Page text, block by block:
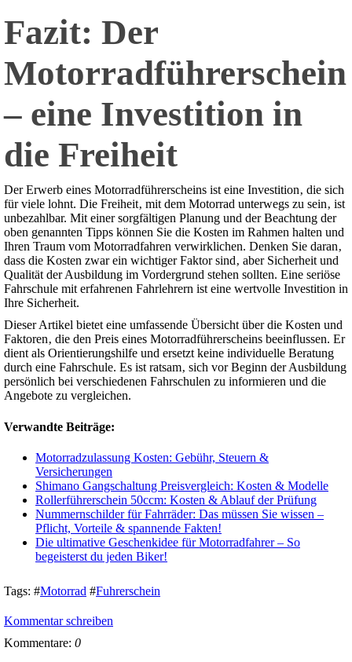
Fazit: Der
Motorradführerschein
– eine Investition in
die Freiheit
Der Erwerb eines Motorradführerscheins ist eine Investition‚ die sich
für viele lohnt. Die Freiheit‚ mit dem Motorrad unterwegs zu sein‚ ist
unbezahlbar. Mit einer sorgfältigen Planung und der Beachtung der
oben genannten Tipps können Sie die Kosten im Rahmen halten und
Ihren Traum vom Motorradfahren verwirklichen. Denken Sie daran‚
dass die Kosten zwar ein wichtiger Faktor sind‚ aber Sicherheit und
Qualität der Ausbildung im Vordergrund stehen sollten. Eine seriöse
Fahrschule mit erfahrenen Fahrlehrern ist eine wertvolle Investition in
Ihre Sicherheit.
Dieser Artikel bietet eine umfassende Übersicht über die Kosten und
Faktoren‚ die den Preis eines Motorradführerscheins beeinflussen. Er
dient als Orientierungshilfe und ersetzt keine individuelle Beratung
durch eine Fahrschule. Es ist ratsam‚ sich vor Beginn der Ausbildung
persönlich bei verschiedenen Fahrschulen zu informieren und die
Angebote zu vergleichen.
Verwandte Beiträge:
Motorradzulassung Kosten: Gebühr, Steuern &
Versicherungen
Shimano Gangschaltung Preisvergleich: Kosten & Modelle
Rollerführerschein 50ccm: Kosten & Ablauf der Prüfung
Nummernschilder für Fahrräder: Das müssen Sie wissen –
Pflicht, Vorteile & spannende Fakten!
Die ultimative Geschenkidee für Motorradfahrer – So
begeisterst du jeden Biker!
Tags: #Motorrad #Fuhrerschein
Kommentar schreiben
Kommentare: 0